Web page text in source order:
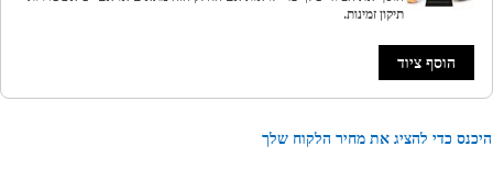
תיקון זמינות.
הוסף ציוד
כדי להציג את מחיר הלקוח שלך